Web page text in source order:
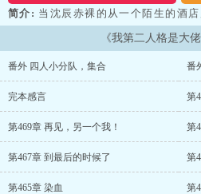
简介: 当沈辰赤裸的从一个陌生的酒
一摞软妹币时，这...... 偶然的一件
发现自己身体里居然还有另外一个
钱。 每当有妹子对他说： ”哥哥，
生得了精神病的故事，一切还要从那
《我第二人格是大
番外 四人小分队，集合 番
完本感言 第
第469章 再见，另一个我！ 第
第467章 到最后的时候了 第
第465章 染血 第